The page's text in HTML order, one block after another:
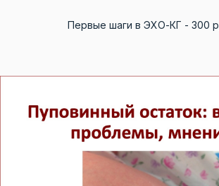
Первые шаги в ЭХО-КГ - 300